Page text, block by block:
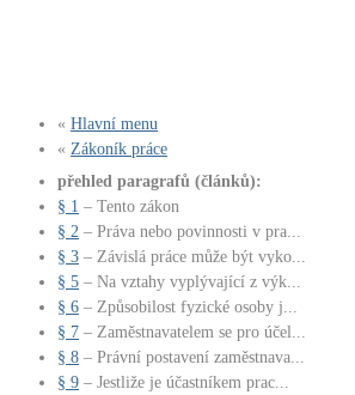
« Hlavní menu
« Zákoník práce
přehled paragrafů (článků):
§ 1 – Tento zákon
§ 2 – Práva nebo povinnosti v pra...
§ 3 – Závislá práce může být vyko...
§ 5 – Na vztahy vyplývající z výk...
§ 6 – Způsobilost fyzické osoby j...
§ 7 – Zaměstnavatelem se pro účel...
§ 8 – Právní postavení zaměstnava...
§ 9 – Jestliže je účastníkem prac...